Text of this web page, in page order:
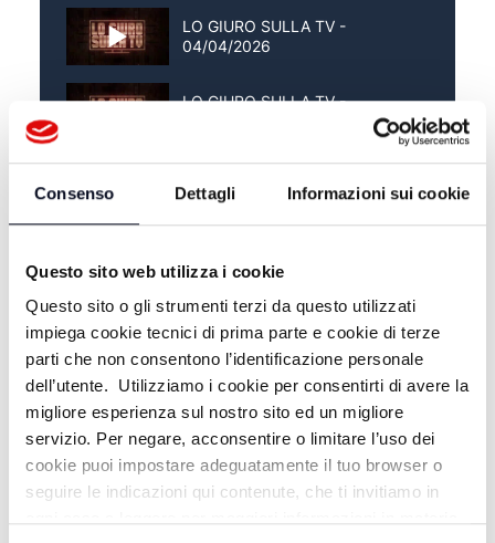
Consenso Dettagli Informazioni sui cookie
Questo sito web utilizza i cookie
Questo sito o gli strumenti terzi da questo utilizzati
impiega cookie tecnici di prima parte e cookie di terze
parti che non consentono l’identificazione personale
dell’utente. Utilizziamo i cookie per consentirti di avere la
migliore esperienza sul nostro sito ed un migliore
servizio. Per negare, acconsentire o limitare l’uso dei
cookie puoi impostare adeguatamente il tuo browser o
seguire le indicazioni qui contenute, che ti invitiamo in
LO GIURO SULLA TV -
04/04/2026
LO GIURO SULLA TV -
21/03/2026
ALTRE NOTIZIE